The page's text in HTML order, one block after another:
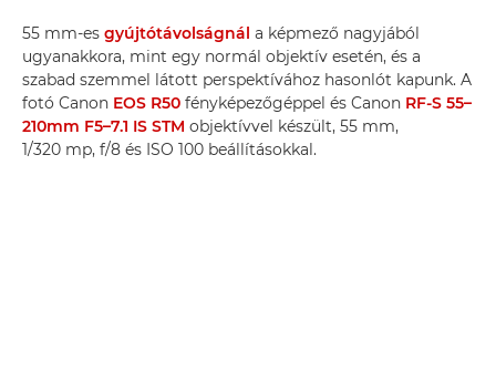
55 mm-es gyújtótávolságnál a képmező nagyjából
ugyanakkora, mint egy normál objektív esetén, és a
szabad szemmel látott perspektívához hasonlót kapunk. A
fotó Canon EOS R50 fényképezőgéppel és Canon RF-S 55–
210mm F5–7.1 IS STM objektívvel készült, 55 mm,
1/320 mp, f/8 és ISO 100 beállításokkal.